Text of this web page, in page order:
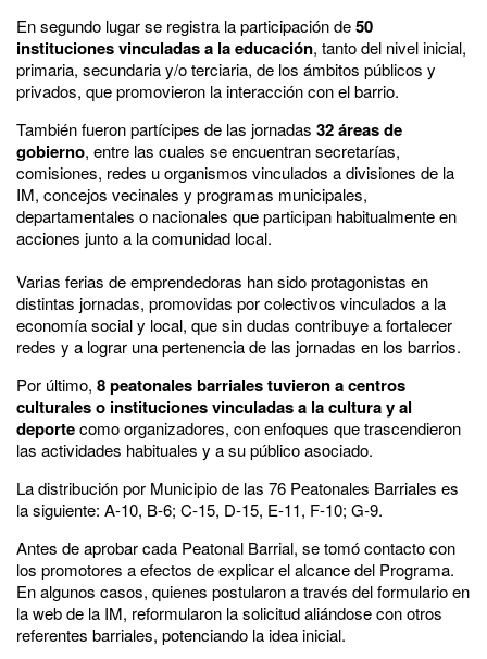
En segundo lugar se registra la participación de50
instituciones vinculadas a la educación, tanto del nivel inicial,
primaria, secundaria y/o terciaria, de los ámbitos públicos y
privados, que promovieron la interacción con el barrio.
También fueron partícipes de las jornadas 32 áreas de
gobierno, entre las cuales se encuentran secretarías,
comisiones, redes u organismos vinculados a divisiones de la
IM, concejos vecinales y programas municipales,
departamentales o nacionales que participan habitualmente en
acciones junto a la comunidad local.
Varias ferias de emprendedoras han sido protagonistas en
distintas jornadas, promovidas por colectivos vinculados a la
economía social y local, que sin dudas contribuye a fortalecer
redes y a lograr una pertenencia de las jornadas en los barrios.
Por último, 8 peatonales barriales tuvieron a centros
culturales o instituciones vinculadas a la cultura y al
deportecomo organizadores, con enfoques que trascendieron
las actividades habituales y a su público asociado.
La distribución por Municipio de las 76 Peatonales Barriales es
la siguiente: A-10, B-6; C-15, D-15, E-11, F-10; G-9.
Antes de aprobar cada Peatonal Barrial, se tomó contacto con
los promotores a efectos de explicar el alcance del Programa.
En algunos casos, quienes postularon a través del formulario en
la web de la IM, reformularon la solicitud aliándose con otros
referentes barriales, potenciando la idea inicial.